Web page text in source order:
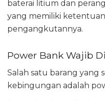
baterai litium dan
yang memiliki
pengangkutannya.
Power Bank Wajib
Salah satu barang yang
kebingungan adalah